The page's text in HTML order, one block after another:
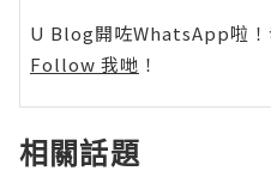
U Blog開咗WhatsApp啦！
Follow 我哋 ！
相關話題